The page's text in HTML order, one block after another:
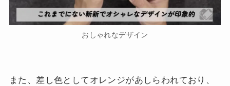
おしゃれなデザイン
また、差し色としてオレンジがあしらわれており、